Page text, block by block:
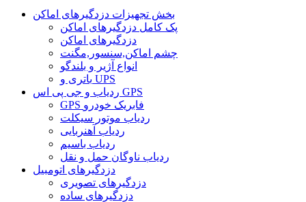
بخش تجهیزات دزدگیرهای اماکن
پک کامل دزدگیرهای اماکن
دزدگیرهای اماکن
چشم اماکن,سنسور,مگنت
انواع آژیر و بلندگو
باتری و UPS
ردیاب و جی پی اس GPS
GPS فابریک خودرو
ردیاب موتور سیکلت
ردیاب آهنربایی
ردیاب باسیم
ردیاب ناوگان حمل و نقل
دزدگیرهای اتومبیل
دزدگیرهای تصویری
دزدگیرهای ساده